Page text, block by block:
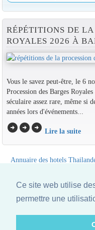
Ce site web utilise
permettre une
RÉPÉTITIONS DE LA
ROYALES 2026 À
Vous le savez peut-être, le 6
Procession des Barges
séculaire assez rare, même si
années lors d'événements...
arrow_circle_rightarrow_circle_rightarrow_circle_right Lire la suite
Annuaire des hotels